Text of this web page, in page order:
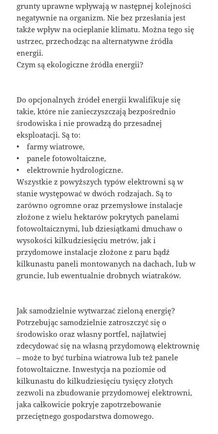
grunty uprawne wpływają w następnej kolejności
negatywnie na organizm. Nie bez przesłania jest
także wpływ na ocieplanie klimatu. Można tego się
ustrzec, przechodząc na alternatywne źródła
energii.
Czym są ekologiczne źródła energii?
Do opcjonalnych źródeł energii kwalifikuje się
takie, które nie zanieczyszczają bezpośrednio
środowiska i nie prowadzą do przesadnej
eksploatacji. Są to:
• farmy wiatrowe,
• panele fotowoltaiczne,
• elektrownie hydrologiczne.
Wszystkie z powyższych typów elektrowni są w
stanie występować w dwóch rodzajach. Są to
zarówno ogromne oraz przemysłowe instalacje
złożone z wielu hektarów pokrytych panelami
fotowoltaicznymi, lub dziesiątkami dmuchaw o
wysokości kilkudziesięciu metrów, jak i
przydomowe instalacje złożone z paru bądź
kilkunastu paneli montowanych na dachach, lub w
gruncie, lub ewentualnie drobnych wiatraków.
Jak samodzielnie wytwarzać zieloną energię?
Potrzebując samodzielnie zatroszczyć się o
środowisko oraz własny portfel, najłatwiej
zdecydować się na własną przydomową elektrownię
– może to być turbina wiatrowa lub też panele
fotowoltaiczne. Inwestycja na poziomie od
kilkunastu do kilkudziesięciu tysięcy złotych
zezwoli na zbudowanie przydomowej elektrowni,
jaka całkowicie pokryje zapotrzebowanie
przeciętnego gospodarstwa domowego.